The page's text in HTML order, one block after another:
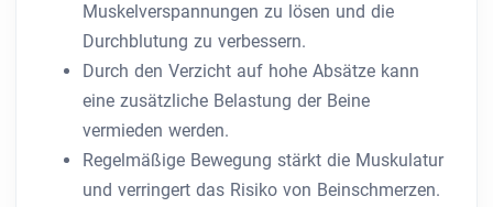
Muskelverspannungen zu lösen und die
Durchblutung zu verbessern.
Durch den Verzicht auf hohe Absätze kann
eine zusätzliche Belastung der Beine
vermieden werden.
Regelmäßige Bewegung stärkt die Muskulatur
und verringert das Risiko von Beinschmerzen.